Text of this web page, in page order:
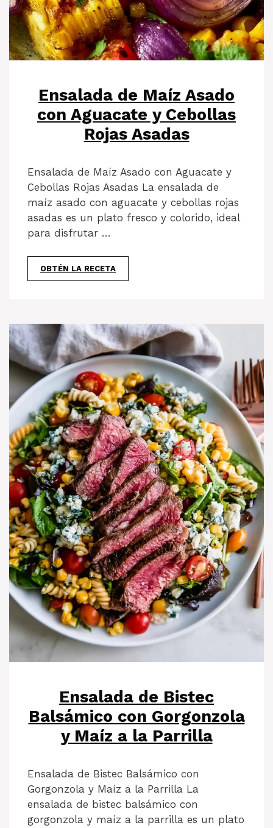
Ensalada de Maíz Asado
con Aguacate y Cebollas
Rojas Asadas
Ensalada de Maíz Asado con Aguacate y
Cebollas Rojas Asadas La ensalada de
maíz asado con aguacate y cebollas rojas
asadas es un plato fresco y colorido, ideal
para disfrutar …
OBTÉN LA RECETA
Ensalada de Bistec
Balsámico con Gorgonzola
y Maíz a la Parrilla
Ensalada de Bistec Balsámico con
Gorgonzola y Maíz a la Parrilla La
ensalada de bistec balsámico con
gorgonzola y maíz a la parrilla es un plato